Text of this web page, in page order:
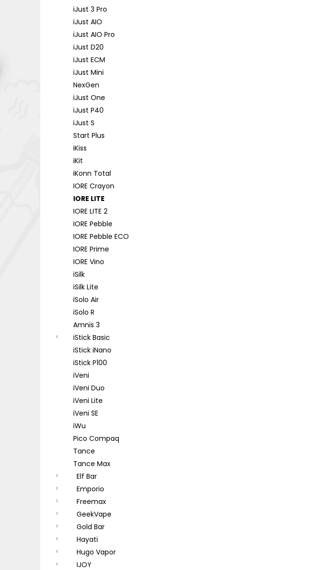
iJust 3 Pro
iJust AIO
iJust AIO Pro
iJust D20
iJust ECM
iJust Mini
NexGen
iJust One
iJust P40
iJust S
Start Plus
iKiss
iKit
iKonn Total
IORE Crayon
IORE LITE
IORE LITE 2
IORE Pebble
IORE Pebble ECO
IORE Prime
IORE Vino
iSilk
iSilk Lite
iSolo Air
iSolo R
Amnis 3
iStick Basic
iStick iNano
iStick P100
iVeni
iVeni Duo
iVeni Lite
iVeni SE
iWu
Pico Compaq
Tance
Tance Max
Elf Bar
Emporio
Freemax
GeekVape
Gold Bar
Hayati
Hugo Vapor
IJOY